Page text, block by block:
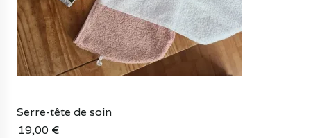
Serre-tête de soin
19,00 €
choisies
sur
la
page
du